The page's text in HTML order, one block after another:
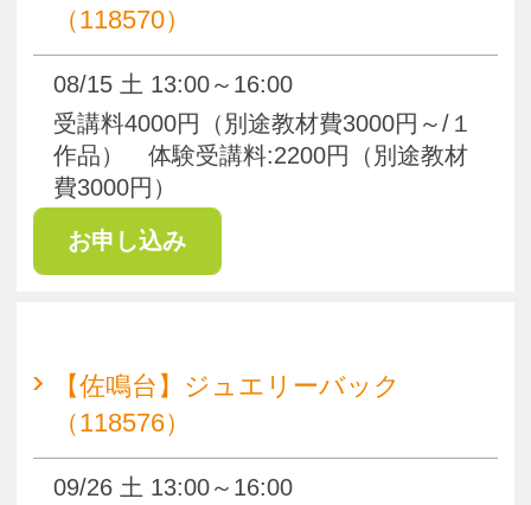
【佐鳴台】ジュエリーバック
（118576）
受講料4000円（別途教材費3000円～/１
作品） 体験受講料:2200円（別途教材
費3000円）
pagetop
お知らせ
くらしときめきアカデミー入会規約
会社概要
特商法
お問い合わせ
サイトマップ